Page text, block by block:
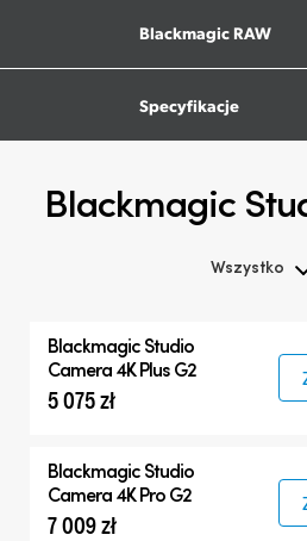
Blackmagic RAW
Specyfikacje
Blackmagic
Wszystko
Blackmagic Studio
Akcesoria
BlackmagicStudio
Camera 4K Plus G2
5 075 zł
BlackmagicStudio
Camera 4K Pro G2
7 009 zł